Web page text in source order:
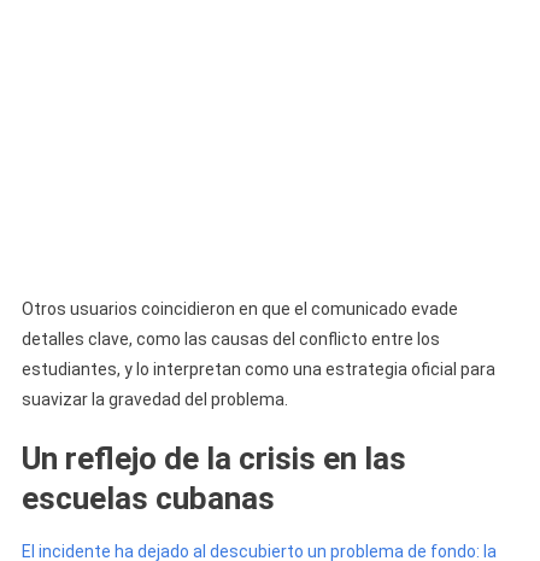
Otros usuarios coincidieron en que el comunicado evade
detalles clave, como las causas del conflicto entre los
estudiantes, y lo interpretan como una estrategia oficial para
suavizar la gravedad del problema.
Un reflejo de la crisis en las
escuelas cubanas
El incidente ha dejado al descubierto un problema de fondo: la